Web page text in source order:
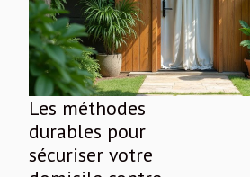
Les méthodes
durables pour
sécuriser votre